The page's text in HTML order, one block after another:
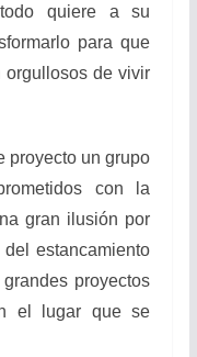
quiere a su
para que
orgullosos de vivir
proyecto un grupo
con la
gran ilusión por
estancamiento
proyectos
el lugar que se